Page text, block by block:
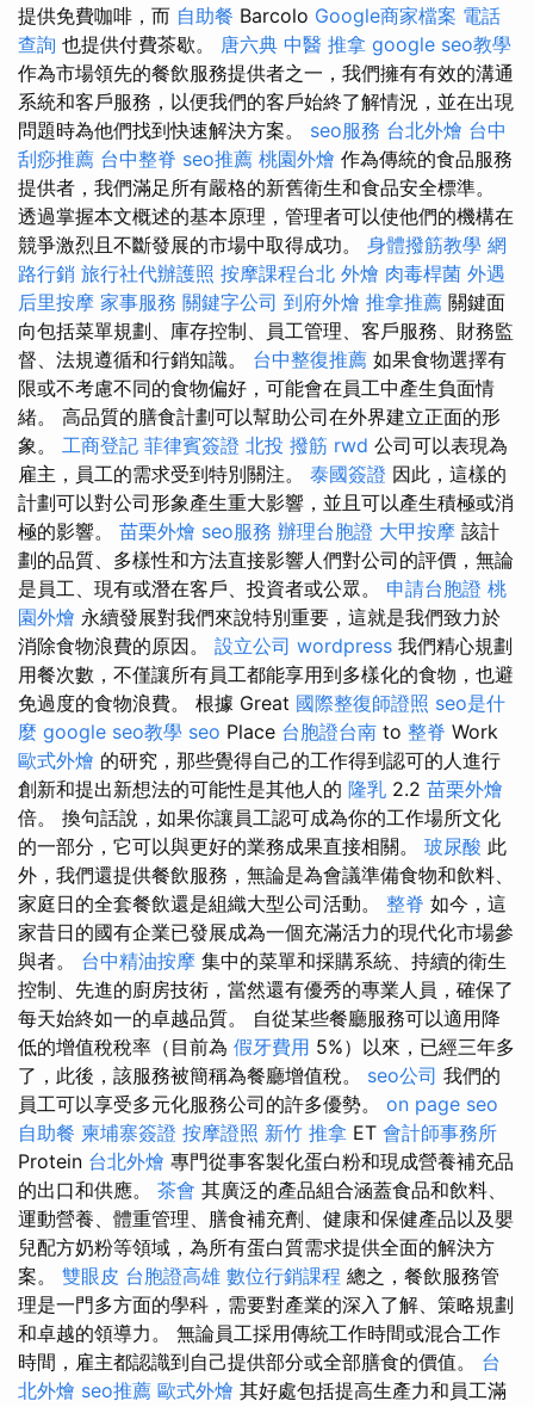
提供免費咖啡，而 自助餐 Barcolo Google商家檔案 電話
查詢 也提供付費茶歇。 唐六典 中醫 推拿 google seo教學
作為市場領先的餐飲服務提供者之一，我們擁有有效的溝通
系統和客戶服務，以便我們的客戶始終了解情況，並在出現
問題時為他們找到快速解決方案。 seo服務 台北外燴 台中
刮痧推薦 台中整脊 seo推薦 桃園外燴 作為傳統的食品服務
提供者，我們滿足所有嚴格的新舊衛生和食品安全標準。
透過掌握本文概述的基本原理，管理者可以使他們的機構在
競爭激烈且不斷發展的市場中取得成功。 身體撥筋教學 網
路行銷 旅行社代辦護照 按摩課程台北 外燴 肉毒桿菌 外遇
后里按摩 家事服務 關鍵字公司 到府外燴 推拿推薦 關鍵面
向包括菜單規劃、庫存控制、員工管理、客戶服務、財務監
督、法規遵循和行銷知識。 台中整復推薦 如果食物選擇有
限或不考慮不同的食物偏好，可能會在員工中產生負面情
緒。 高品質的膳食計劃可以幫助公司在外界建立正面的形
象。 工商登記 菲律賓簽證 北投 撥筋 rwd 公司可以表現為
雇主，員工的需求受到特別關注。 泰國簽證 因此，這樣的
計劃可以對公司形象產生重大影響，並且可以產生積極或消
極的影響。 苗栗外燴 seo服務 辦理台胞證 大甲按摩 該計
劃的品質、多樣性和方法直接影響人們對公司的評價，無論
是員工、現有或潛在客戶、投資者或公眾。 申請台胞證 桃
園外燴 永續發展對我們來說特別重要，這就是我們致力於
消除食物浪費的原因。 設立公司 wordpress 我們精心規劃
用餐次數，不僅讓所有員工都能享用到多樣化的食物，也避
免過度的食物浪費。 根據 Great 國際整復師證照 seo是什
麼 google seo教學 seo Place 台胞證台南 to 整脊 Work
歐式外燴 的研究，那些覺得自己的工作得到認可的人進行
創新和提出新想法的可能性是其他人的 隆乳 2.2 苗栗外燴
倍。 換句話說，如果你讓員工認可成為你的工作場所文化
的一部分，它可以與更好的業務成果直接相關。 玻尿酸 此
外，我們還提供餐飲服務，無論是為會議準備食物和飲料、
家庭日的全套餐飲還是組織大型公司活動。 整脊 如今，這
家昔日的國有企業已發展成為一個充滿活力的現代化市場參
與者。 台中精油按摩 集中的菜單和採購系統、持續的衛生
控制、先進的廚房技術，當然還有優秀的專業人員，確保了
每天始終如一的卓越品質。 自從某些餐廳服務可以適用降
低的增值稅稅率（目前為 假牙費用 5%）以來，已經三年多
了，此後，該服務被簡稱為餐廳增值稅。 seo公司 我們的
員工可以享受多元化服務公司的許多優勢。 on page seo
自助餐 柬埔寨簽證 按摩證照 新竹 推拿 ET 會計師事務所
Protein 台北外燴 專門從事客製化蛋白粉和現成營養補充品
的出口和供應。 茶會 其廣泛的產品組合涵蓋食品和飲料、
運動營養、體重管理、膳食補充劑、健康和保健產品以及嬰
兒配方奶粉等領域，為所有蛋白質需求提供全面的解決方
案。 雙眼皮 台胞證高雄 數位行銷課程 總之，餐飲服務管
理是一門多方面的學科，需要對產業的深入了解、策略規劃
和卓越的領導力。 無論員工採用傳統工作時間或混合工作
時間，雇主都認識到自己提供部分或全部膳食的價值。 台
北外燴 seo推薦 歐式外燴 其好處包括提高生產力和員工滿